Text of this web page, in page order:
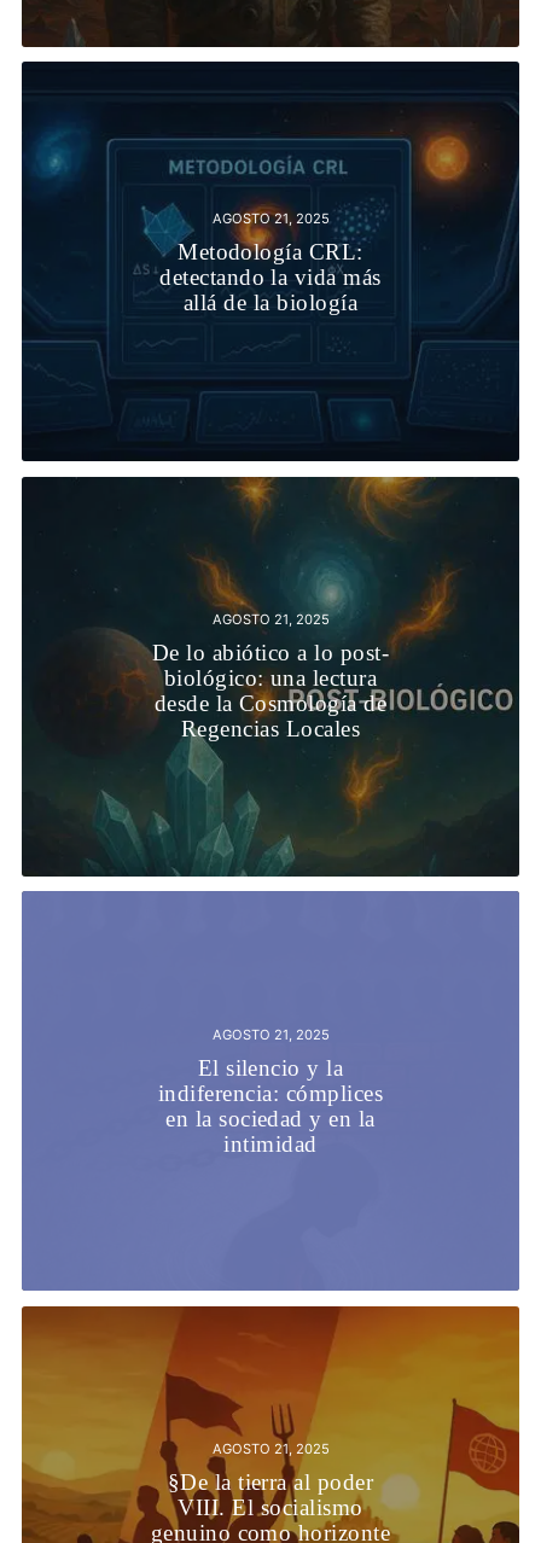
AGOSTO 21, 2025
Metodología CRL:
detectando la vida más
allá de la biología
AGOSTO 21, 2025
De lo abiótico a lo post-
biológico: una lectura
desde la Cosmología de
Regencias Locales
AGOSTO 21, 2025
El silencio y la
indiferencia: cómplices
en la sociedad y en la
intimidad
AGOSTO 21, 2025
§De la tierra al poder
VIII. El socialismo
genuino como horizonte